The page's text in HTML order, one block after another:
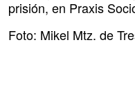
prisión, en Praxis
Foto: Mikel Mtz. de